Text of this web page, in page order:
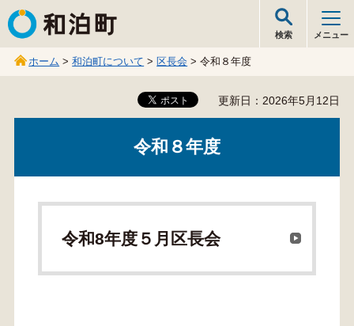
和泊町
検索 メニュー
ホーム >和泊町について > 区長会 > 令和８年度
更新日：2026年5月12日
令和８年度
令和8年度５月区長会